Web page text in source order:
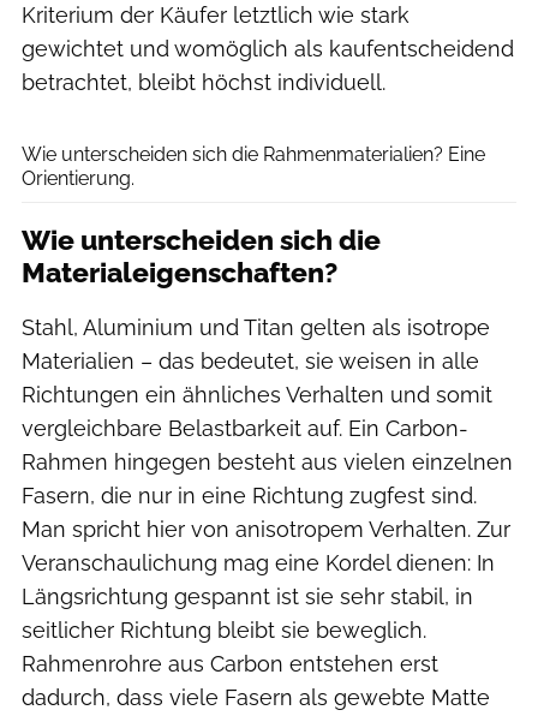
Kriterium der Käufer letztlich wie stark
gewichtet und womöglich als kaufentscheidend
betrachtet, bleibt höchst individuell.
Wie unterscheiden sich die Rahmenmaterialien? Eine
Orientierung.
Wie unterscheiden sich die
Materialeigenschaften?
Stahl, Aluminium und Titan gelten als isotrope
Materialien – das bedeutet, sie weisen in alle
Richtungen ein ähnliches Verhalten und somit
vergleichbare Belastbarkeit auf. Ein Carbon-
Rahmen hingegen besteht aus vielen einzelnen
Fasern, die nur in eine Richtung zugfest sind.
Man spricht hier von anisotropem Verhalten. Zur
Veranschaulichung mag eine Kordel dienen: In
Längsrichtung gespannt ist sie sehr stabil, in
seitlicher Richtung bleibt sie beweglich.
Rahmenrohre aus Carbon entstehen erst
dadurch, dass viele Fasern als gewebte Matte